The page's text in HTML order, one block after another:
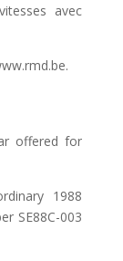
avec
offered for
1988
SE88C-003